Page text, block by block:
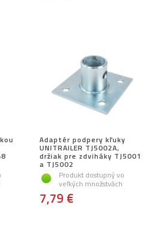
Adaptér podpery kľuky
UNITRAILER TJ5002A,
držiak pre zdviháky TJ5001
a TJ5002
Produkt dostupný vo
veľkých množstvách
7,79 €